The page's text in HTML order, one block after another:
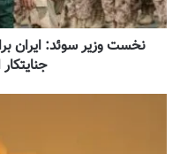
نخست وزیر سوئد: ایران